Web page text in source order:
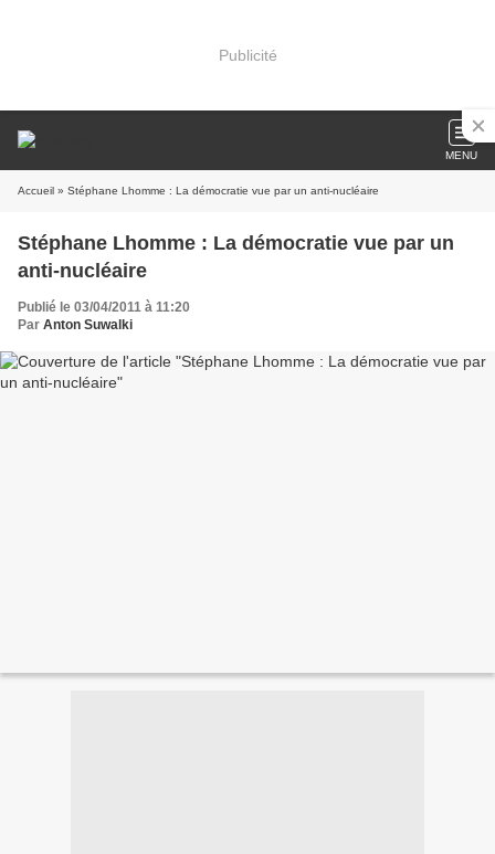
Publicité
MENU
Accueil » Stéphane Lhomme : La démocratie vue par un anti-nucléaire
Stéphane Lhomme : La démocratie vue par un
anti-nucléaire
Publié le 03/04/2011 à 11:20
Par Anton Suwalki